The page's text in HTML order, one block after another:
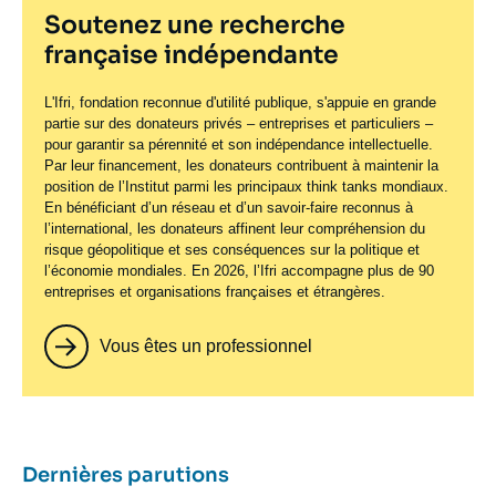
Soutenez une recherche
française indépendante
L'Ifri, fondation reconnue d'utilité publique, s'appuie en grande
partie sur des donateurs privés – entreprises et particuliers –
pour garantir sa pérennité et son indépendance intellectuelle.
Par leur financement, les donateurs contribuent à maintenir la
position de l’Institut parmi les principaux think tanks mondiaux.
En bénéficiant d’un réseau et d’un savoir-faire reconnus à
l’international, les donateurs affinent leur compréhension du
risque géopolitique et ses conséquences sur la politique et
l’économie mondiales. En 2026, l’Ifri accompagne plus de 90
entreprises et organisations françaises et étrangères.
Vous êtes un professionnel
Titre
Dernières parutions